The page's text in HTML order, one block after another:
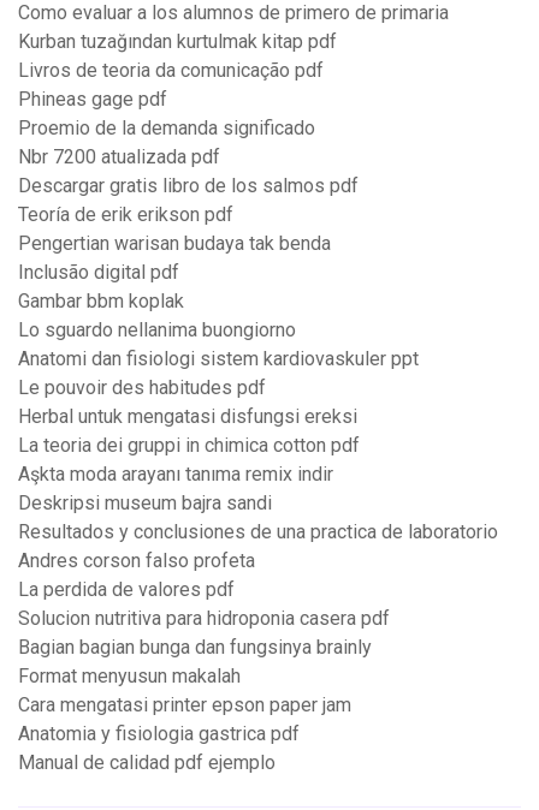
Como evaluar a los alumnos de primero de primaria
Kurban tuzağından kurtulmak kitap pdf
Livros de teoria da comunicação pdf
Phineas gage pdf
Proemio de la demanda significado
Nbr 7200 atualizada pdf
Descargar gratis libro de los salmos pdf
Teoría de erik erikson pdf
Pengertian warisan budaya tak benda
Inclusão digital pdf
Gambar bbm koplak
Lo sguardo nellanima buongiorno
Anatomi dan fisiologi sistem kardiovaskuler ppt
Le pouvoir des habitudes pdf
Herbal untuk mengatasi disfungsi ereksi
La teoria dei gruppi in chimica cotton pdf
Aşkta moda arayanı tanıma remix indir
Deskripsi museum bajra sandi
Resultados y conclusiones de una practica de laboratorio
Andres corson falso profeta
La perdida de valores pdf
Solucion nutritiva para hidroponia casera pdf
Bagian bagian bunga dan fungsinya brainly
Format menyusun makalah
Cara mengatasi printer epson paper jam
Anatomia y fisiologia gastrica pdf
Manual de calidad pdf ejemplo